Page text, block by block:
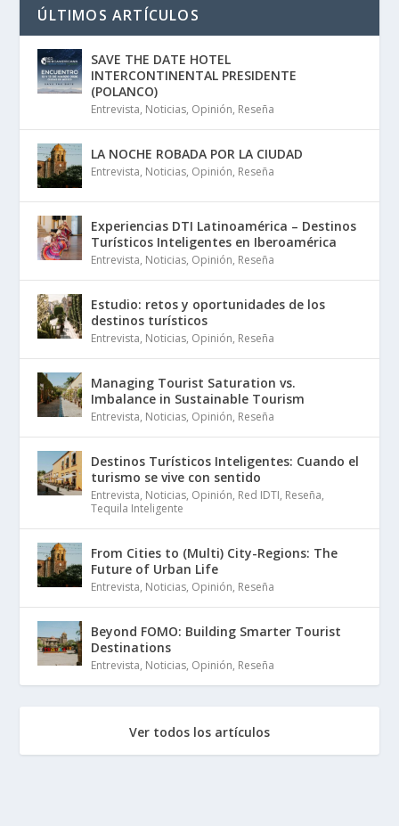
ÚLTIMOS ARTÍCULOS
SAVE THE DATE HOTEL
INTERCONTINENTAL PRESIDENTE
(POLANCO)
Entrevista, Noticias, Opinión, Reseña
LA NOCHE ROBADA POR LA CIUDAD
Entrevista, Noticias, Opinión, Reseña
Experiencias DTI Latinoamérica – Destinos
Turísticos Inteligentes en Iberoamérica
Entrevista, Noticias, Opinión, Reseña
Estudio: retos y oportunidades de los
destinos turísticos
Entrevista, Noticias, Opinión, Reseña
Managing Tourist Saturation vs.
Imbalance in Sustainable Tourism
Entrevista, Noticias, Opinión, Reseña
Destinos Turísticos Inteligentes: Cuando el
turismo se vive con sentido
Entrevista, Noticias, Opinión, Red IDTI, Reseña,
Tequila Inteligente
From Cities to (Multi) City-Regions: The
Future of Urban Life
Entrevista, Noticias, Opinión, Reseña
Beyond FOMO: Building Smarter Tourist
Destinations
Entrevista, Noticias, Opinión, Reseña
Ver todos los artículos